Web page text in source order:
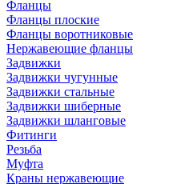
Фланцы
Фланцы плоские
Фланцы воротниковые
Нержавеющие фланцы
Задвижки
Задвижки чугунные
Задвижки стальные
Задвижки шиберные
Задвижки шланговые
Фитинги
Резьба
Муфта
Краны нержавеющие